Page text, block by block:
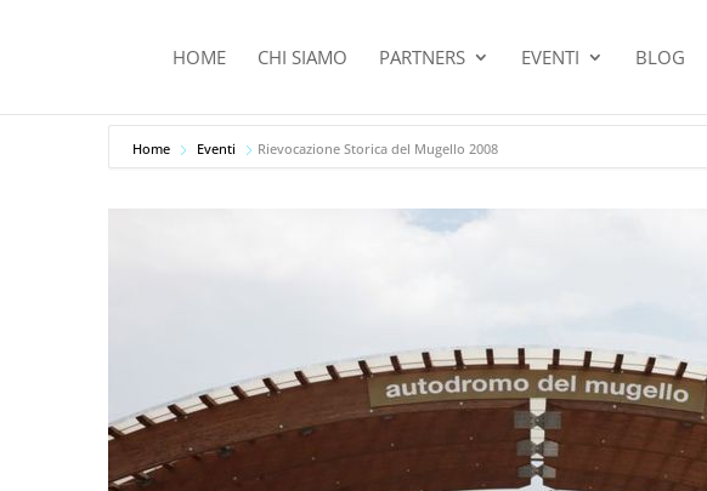
HOME CHI SIAMO PARTNERS EVENTI BLOG
Home Eventi Rievocazione Storica del Mugello 2008